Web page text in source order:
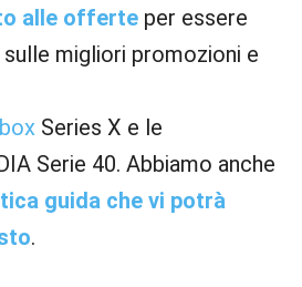
alle offerte per essere
migliori promozioni e
Series X e le
Serie 40. Abbiamo anche
guida che vi potrà
.